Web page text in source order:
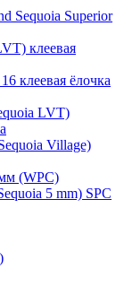
Sequoia Superior
клеевая
клеевая ёлочка
LVT)
Village)
(WPC)
5 mm) SPC